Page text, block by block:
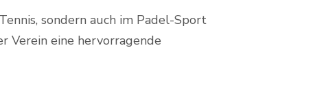
sondern auch im Padel-Sport
Verein eine hervorragende